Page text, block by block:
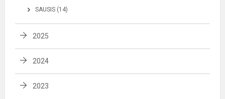
SAUSIS (14)
2025
2024
2023